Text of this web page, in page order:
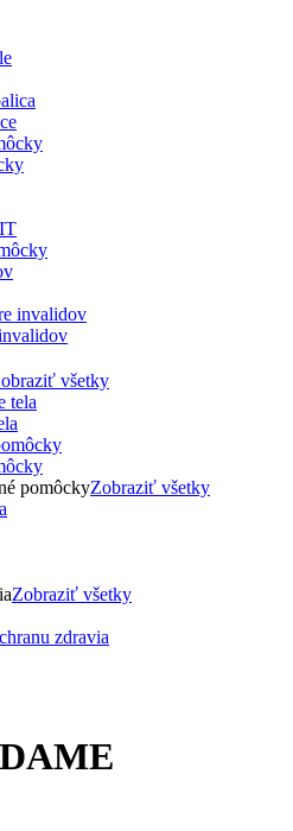
všetky
pomôckyZobraziť všetky
Zobraziť všetky
zdravia